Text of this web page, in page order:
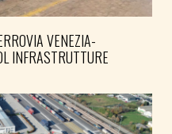
VENEZIA-
INFRASTRUTTURE